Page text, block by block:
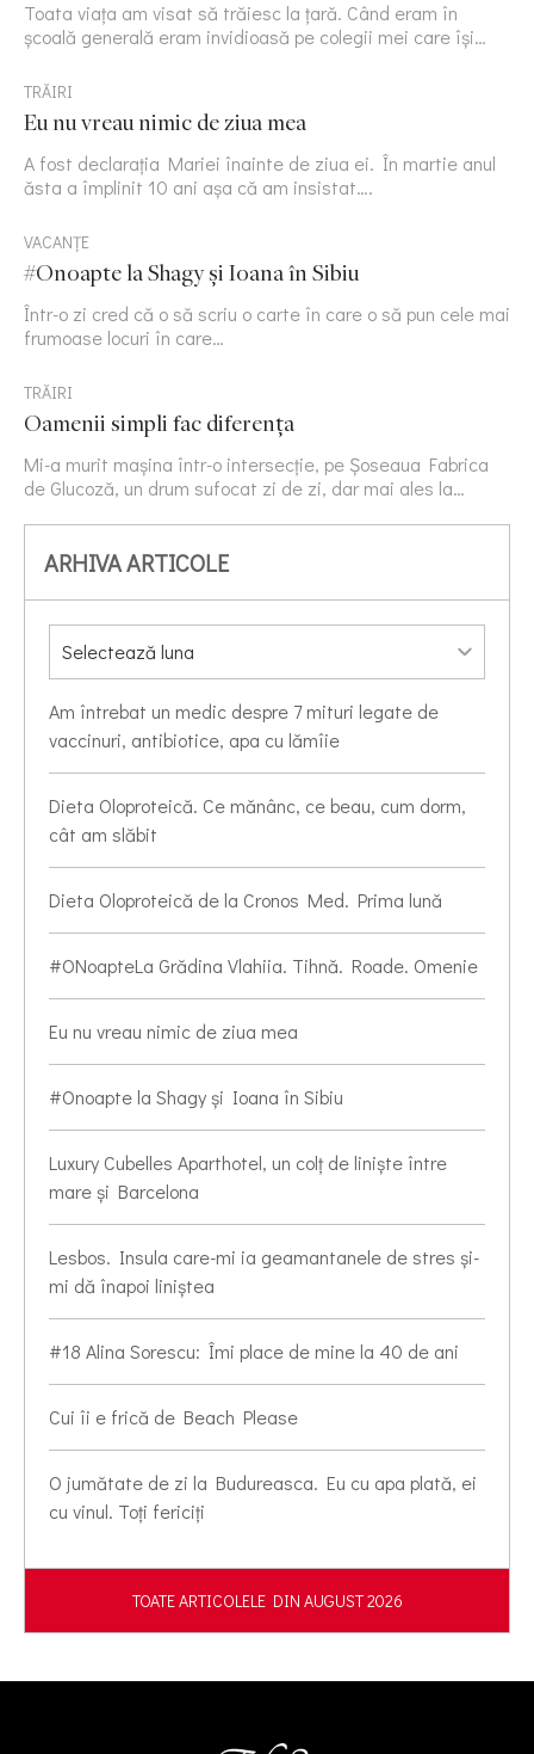
Toata viața am visat să trăiesc la țară. Când eram în
școală generală eram invidioasă pe colegii mei care își…
TRĂIRI
Eu nu vreau nimic de ziua mea
A fost declarația Mariei înainte de ziua ei. În martie anul
ăsta a împlinit 10 ani așa că am insistat….
VACANȚE
#Onoapte la Shagy și Ioana în Sibiu
Într-o zi cred că o să scriu o carte în care o să pun cele mai
frumoase locuri în care…
TRĂIRI
Oamenii simpli fac diferența
Mi-a murit mașina într-o intersecție, pe Șoseaua Fabrica
de Glucoză, un drum sufocat zi de zi, dar mai ales la…
ARHIVA ARTICOLE
Am întrebat un medic despre 7 mituri legate de
vaccinuri, antibiotice, apa cu lămîie
Dieta Oloproteică. Ce mănânc, ce beau, cum dorm,
cât am slăbit
Dieta Oloproteică de la Cronos Med. Prima lună
#ONoapteLa Grădina Vlahiia. Tihnă. Roade. Omenie
Eu nu vreau nimic de ziua mea
#Onoapte la Shagy și Ioana în Sibiu
Luxury Cubelles Aparthotel, un colț de liniște între
mare și Barcelona
Lesbos. Insula care-mi ia geamantanele de stres și-
mi dă înapoi liniștea
#18 Alina Sorescu: Îmi place de mine la 40 de ani
Cui îi e frică de Beach Please
O jumătate de zi la Budureasca. Eu cu apa plată, ei
cu vinul. Toți fericiți
TOATE ARTICOLELE DIN AUGUST 2026